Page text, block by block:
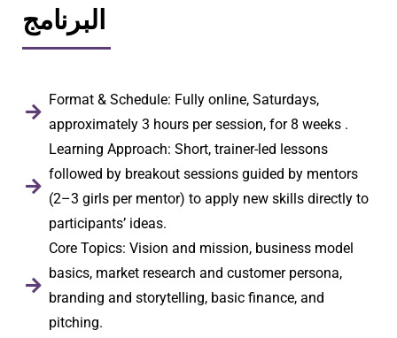
البرنامج
Format & Schedule: Fully online, Saturdays,
approximately 3 hours per session, for 8 weeks .
Learning Approach: Short, trainer-led lessons
followed by breakout sessions guided by mentors
(2–3 girls per mentor) to apply new skills directly to
participants’ ideas.
Core Topics: Vision and mission, business model
basics, market research and customer persona,
branding and storytelling, basic finance, and
pitching.